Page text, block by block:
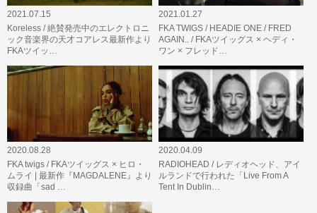
2021.07.15
Koreless / 絶賛発売中のエレクトロニ
ック音楽界の天才コアレス最新作より
FKAツイッ…
2021.01.27
FKA TWIGS / HEADIE ONE / FRED
AGAIN.. / FKAツイッグス × ヘディ・
ワン × フレッド…
2020.08.28
FKA twigs / FKAツイッグス × ヒロ・
ムライ | 最新作『MAGDALENE』より
収録曲「sad …
2020.04.09
RADIOHEAD / レディオヘッド、アイ
ルランドで行われた「Live From A
Tent In Dublin…